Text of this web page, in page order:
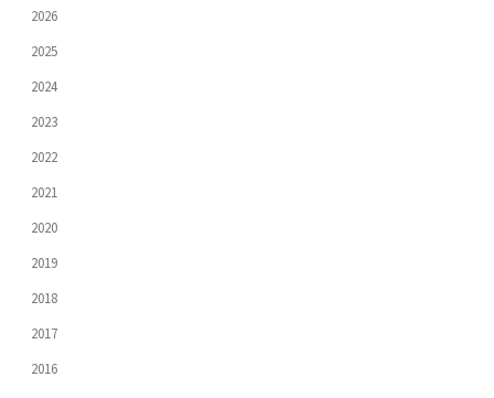
2026
2025
2024
2023
2022
2021
2020
2019
2018
2017
2016